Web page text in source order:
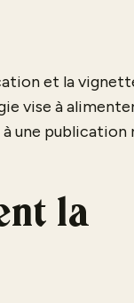
et la
vise à
une publication
la